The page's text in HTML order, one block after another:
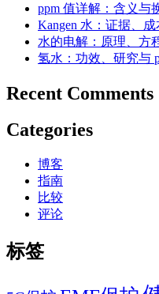
ppm 值详解：含义与
Kangen 水：证据、成
水的电解：原理、方
氢水：功效、研究与
Recent Comments
Categories
博客
指南
比较
评论
标签